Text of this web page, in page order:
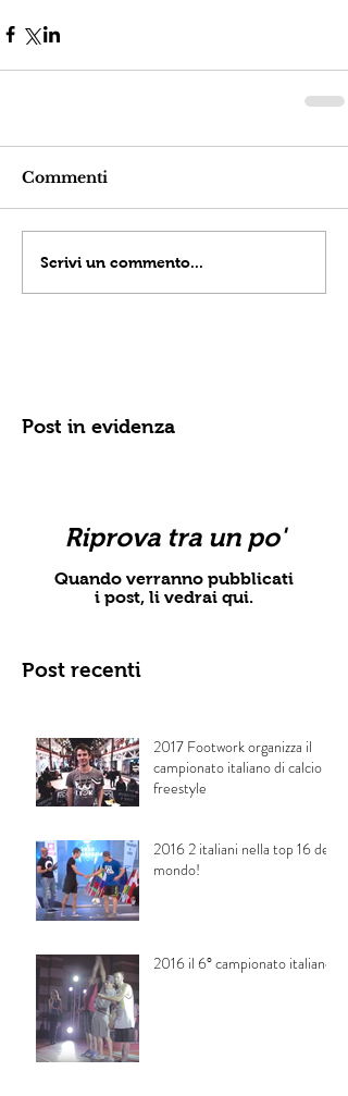
Commenti
Scrivi un commento...
Post in evidenza
Riprova tra un po'
Quando verranno pubblicati
i post, li vedrai qui.
Post recenti
2017 Footwork organizza il
campionato italiano di calcio
freestyle
2016 2 italiani nella top 16 del
mondo!
2016 il 6° campionato italiano